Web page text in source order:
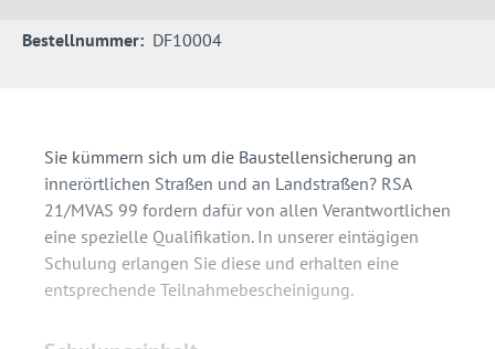
Bestellnummer: DF10004
Sie kümmern sich um die Baustellensicherung an
innerörtlichen Straßen und an Landstraßen? RSA
21/MVAS 99 fordern dafür von allen Verantwortlichen
eine spezielle Qualifikation. In unserer eintägigen
Schulung erlangen Sie diese und erhalten eine
entsprechende Teilnahmebescheinigung.